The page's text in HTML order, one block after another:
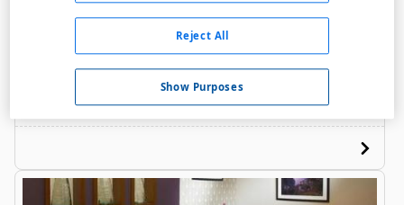
A menos de 4,6 Km
Bares / Restaurantes
Salas de reuniones
Internet
Show Purposes
Reject All